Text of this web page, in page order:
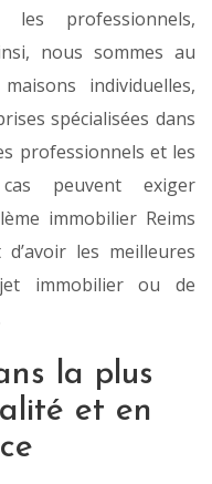
les professionnels,
nous sommes au
individuelles,
spécialisées dans
professionnels et les
peuvent exiger
immobilier Reims
les meilleures
immobilier ou de
la plus
et en